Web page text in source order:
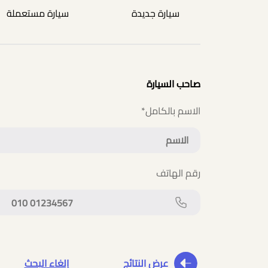
سيارة جديدة سيارة مستعملة
صاحب السيارة
الاسم بالكامل*
رقم الهاتف
عرض النتائج إلغاء البحث